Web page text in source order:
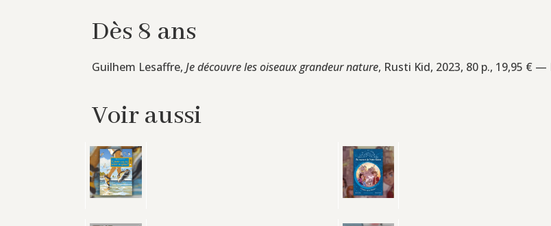
Dès 8 ans
Guilhem Lesaffre,Je découvre les oiseaux grandeur nature, Rusti Kid, 2023, 80 p., 19,95 €
Voir aussi